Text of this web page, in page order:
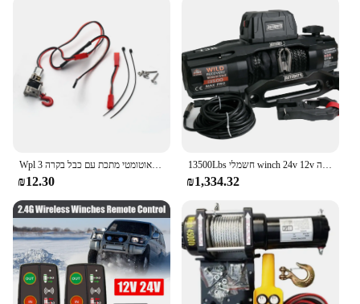
Wpl אוטומטי מתכת עם כבל בקרה 3ch עבור wpl c14 c24 c34 mn d90 mn99s jjrc ldp06 1/12 1/16 Rc rc ldp06 Rc rc
₪12.30
13500Lbs חשמלי winch 24v 12v ג 'ינץ סינתטי חבל רכוב חשמלי מעל כביש הצלה עצמי שינוי גרירה
₪1,334.32